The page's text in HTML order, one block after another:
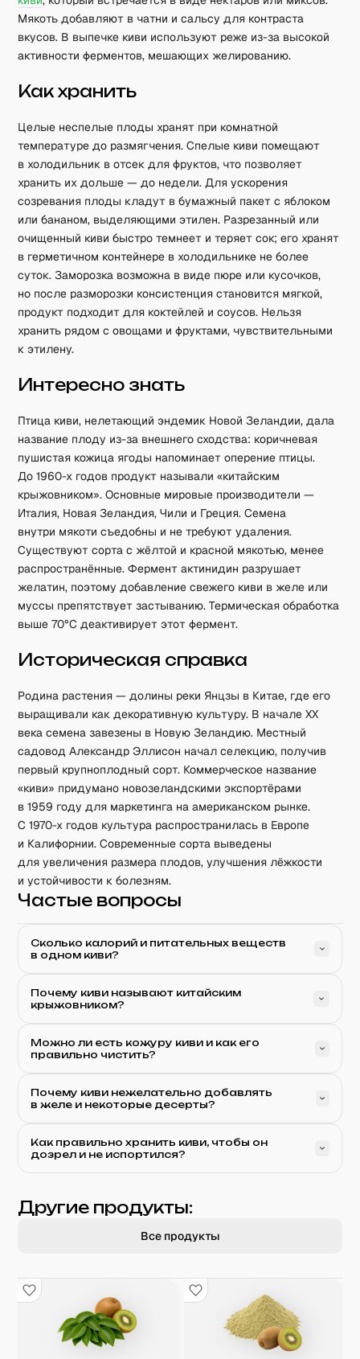
Мякоть добавляют в чатни и сальсу для контраста
вкусов. В выпечке киви используют реже из-за высокой
активности ферментов, мешающих желированию.
Как хранить
Целые неспелые плоды хранят при комнатной
температуре до размягчения. Спелые киви помещают
в холодильник в отсек для фруктов, что позволяет
хранить их дольше — до недели. Для ускорения
созревания плоды кладут в бумажный пакет с яблоком
или бананом, выделяющими этилен. Разрезанный или
очищенный киви быстро темнеет и теряет сок; его хранят
в герметичном контейнере в холодильнике не более
суток. Заморозка возможна в виде пюре или кусочков,
но после разморозки консистенция становится мягкой,
продукт подходит для коктейлей и соусов. Нельзя
хранить рядом с овощами и фруктами, чувствительными
к этилену.
Интересно знать
Птица киви, нелетающий эндемик Новой Зеландии, дала
название плоду из-за внешнего сходства: коричневая
пушистая кожица ягоды напоминает оперение птицы.
До 1960-х годов продукт называли «китайским
крыжовником». Основные мировые производители —
Италия, Новая Зеландия, Чили и Греция. Семена
внутри мякоти съедобны и не требуют удаления.
Существуют сорта с жёлтой и красной мякотью, менее
распространённые. Фермент актинидин разрушает
желатин, поэтому добавление свежего киви в желе или
муссы препятствует застыванию. Термическая обработка
выше 70°C деактивирует этот фермент.
Историческая справка
Родина растения — долины реки Янцзы в Китае, где его
выращивали как декоративную культуру. В начале XX
века семена завезены в Новую Зеландию. Местный
садовод Александр Эллисон начал селекцию, получив
первый крупноплодный сорт. Коммерческое название
«киви» придумано новозеландскими экспортёрами
в 1959 году для маркетинга на американском рынке.
С 1970-х годов культура распространилась в Европе
и Калифорнии. Современные сорта выведены
для увеличения размера плодов, улучшения лёжкости
и устойчивости к болезням.
Частые вопросы
Сколько калорий и питательных веществ
в одном киви?
Почему киви называют китайским
крыжовником?
Можно ли есть кожуру киви и как его
правильно чистить?
Почему киви нежелательно добавлять
в желе и некоторые десерты?
Как правильно хранить киви, чтобы он
дозрел и не испортился?
Другие продукты:
Все продукты